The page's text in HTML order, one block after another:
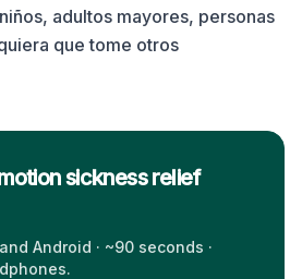
adultos mayores, personas
que tome otros
sickness relief
Android · ~90 seconds ·